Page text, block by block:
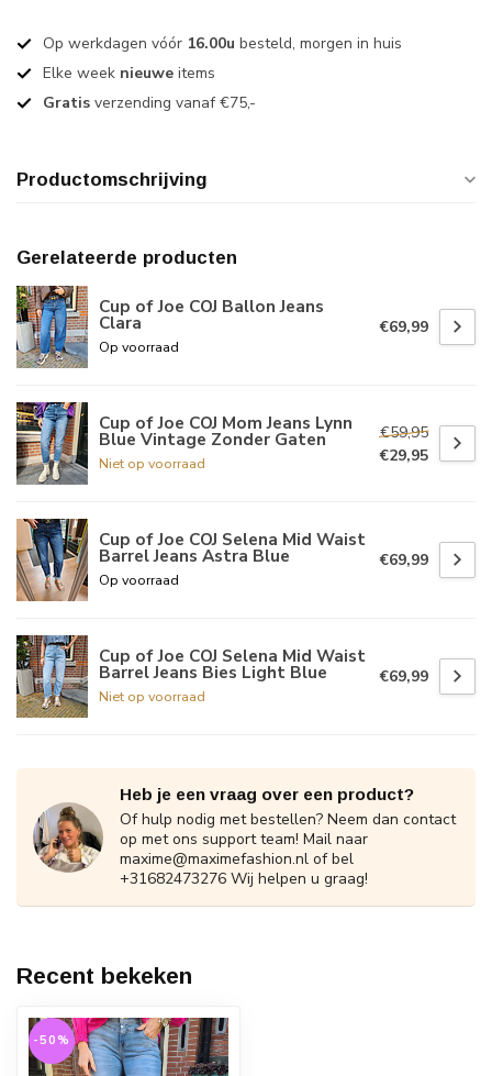
Op werkdagen vóór 16.00u besteld, morgen in huis
Elke week nieuwe items
Gratis verzending vanaf €75,-
Productomschrijving
Gerelateerde producten
Cup of Joe COJ Ballon Jeans
Clara
Op voorraad
€69,99
Cup of Joe COJ Mom Jeans Lynn
Blue Vintage Zonder Gaten
Niet op voorraad
€59,95
€29,95
Cup of Joe COJ Selena Mid Waist
Barrel Jeans Astra Blue
Op voorraad
€69,99
Cup of Joe COJ Selena Mid Waist
Barrel Jeans Bies Light Blue
Niet op voorraad
€69,99
Heb je een vraag over een product?
Of hulp nodig met bestellen? Neem dan contact
op met ons support team! Mail naar
maxime@maximefashion.nl of bel
+31682473276 Wij helpen u graag!
Recent bekeken
-50%